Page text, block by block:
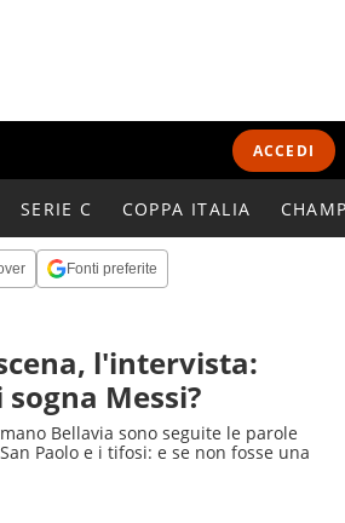
ACCEDI
SERIE C COPPA ITALIA
Fonti preferite
l'intervista:
Messi?
Bellavia sono seguite le parole
Paolo e i tifosi: e se non fosse una